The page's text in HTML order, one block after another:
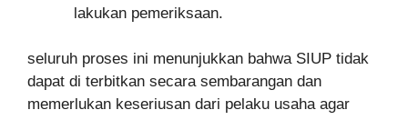
lakukan pemeriksaan.
seluruh proses ini menunjukkan bahwa SIUP tidak
dapat di terbitkan secara sembarangan dan
memerlukan keseriusan dari pelaku usaha agar